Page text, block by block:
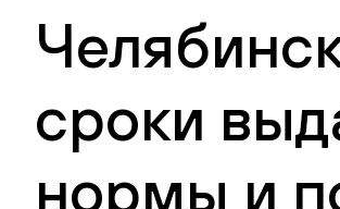
сроки
нормы и